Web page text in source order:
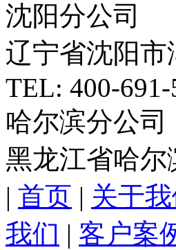
沈阳分公司
辽宁省沈阳市
TEL: 400-691-
哈尔滨分公司
黑龙江省哈尔
| 首页 | 关于
我们 | 客户案